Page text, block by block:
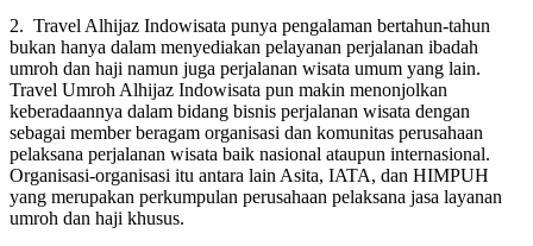
2. Travel Alhijaz Indowisata punya pengalaman bertahun-tahun
bukan hanya dalam menyediakan pelayanan perjalanan ibadah
umroh dan haji namun juga perjalanan wisata umum yang lain.
Travel Umroh Alhijaz Indowisata pun makin menonjolkan
keberadaannya dalam bidang bisnis perjalanan wisata dengan
sebagai member beragam organisasi dan komunitas perusahaan
pelaksana perjalanan wisata baik nasional ataupun internasional.
Organisasi-organisasi itu antara lain Asita, IATA, dan HIMPUH
yang merupakan perkumpulan perusahaan pelaksana jasa layanan
umroh dan haji khusus.